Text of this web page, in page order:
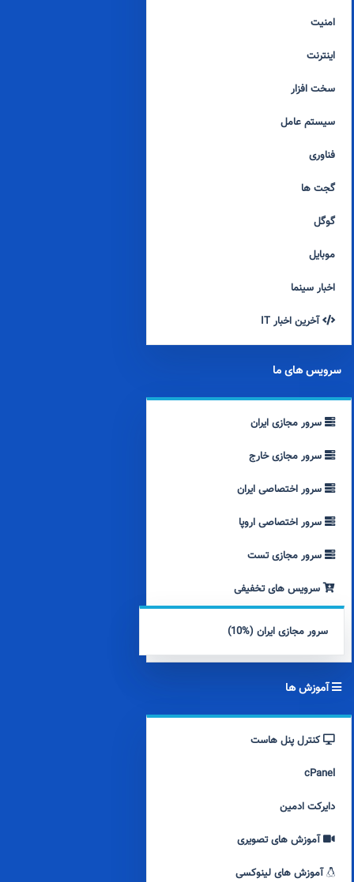
امنیت
اینترنت
سخت افزار
سیستم عامل
فناوری
گجت ها
گوگل
موبایل
اخبار سینما
آخرین اخبار IT
سرویس های ما
سرور مجازی ایران
سرور مجازی خارج
سرور اختصاصی ایران
سرور اختصاصی اروپا
سرور مجازی تست
سرویس های تخفیفی
سرور مجازی ایران (%10)
آموزش ها
کنترل پنل هاست
cPanel
دایرکت ادمین
آموزش های تصویری
آموزش های لینوکسی